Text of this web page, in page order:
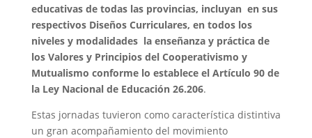
educativas de todas las provincias, incluyan en sus
respectivos Diseños Curriculares, en todos los
niveles y modalidades la enseñanza y práctica de
los Valores y Principios del Cooperativismo y
Mutualismo conforme lo establece el Artículo 90 de
la Ley Nacional de Educación 26.206.
Estas jornadas tuvieron como característica distintiva
un gran acompañamiento del movimiento